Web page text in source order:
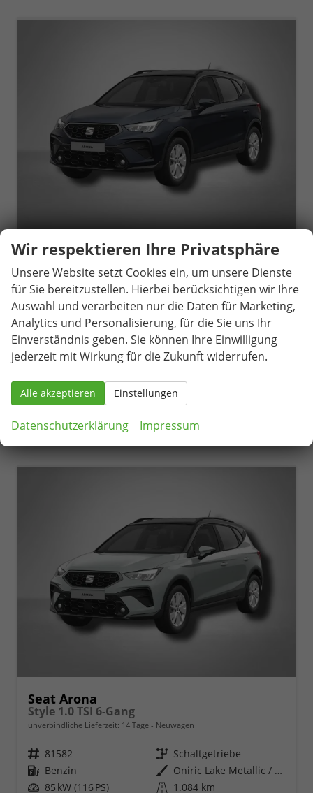
Seat Arona
Style 1.0 TSI 6-Gang
unverbindliche Lieferzeit:04.09.2026 Neuwagen
Fahrzeugnr. 81590 GetriebeSchaltgetriebe
Kraftstoff Benzin Außenfarbe
Leistung 85 kW (116 PS) Kilometerstand 1.053 km
25.290,– €
incl. 19% MwSt.
Verbrauch kombiniert:5,60 l/100km
CO -Klasse:D
CO2-Emissionen:128,00 g/km
Seat Arona
Style 1.0 TSI 6-Gang
unverbindliche Lieferzeit: 14 Tage Neuwagen
Fahrzeugnr. 81582 Getriebe Schaltgetriebe
Kraftstoff Benzin Außenfarbe
Oniric Lake Metallic / Dach in Midnight Schwarz Metallic
Leistung 85 kW (116 PS) Kilometerstand 1.084 km
Wir respektieren Ihre Privatsphäre
Unsere Website setzt Cookies ein, um unsere Dienste
für Sie bereitzustellen. Hierbei berücksichtigen wir Ihre
Auswahl und verarbeiten nur die Daten für Marketing,
Analytics und Personalisierung, für die Sie uns Ihr
Einverständnis geben. Sie können Ihre Einwilligung
jederzeit mit Wirkung für die Zukunft widerrufen.
Alle akzeptieren Einstellungen
Datenschutzerklärung Impressum